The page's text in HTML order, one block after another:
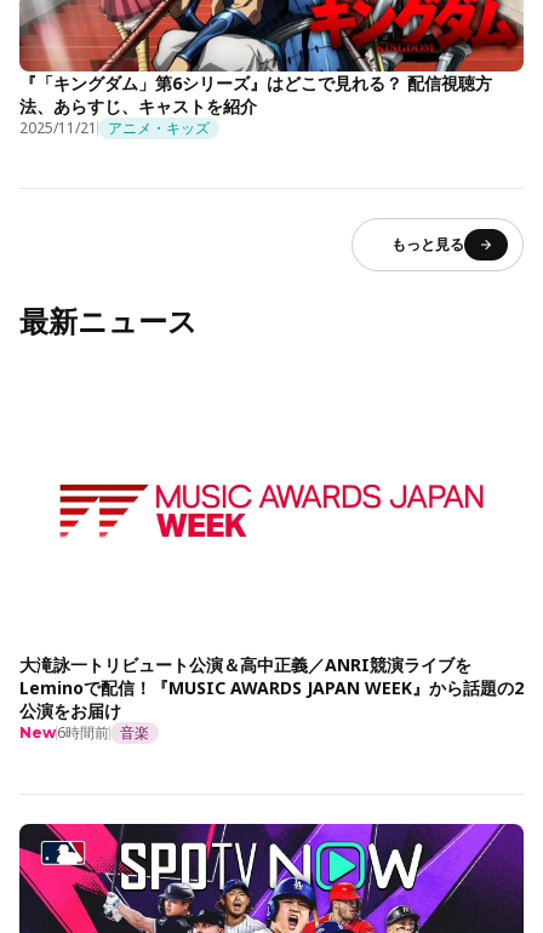
『「キングダム」第6シリーズ』はどこで見れる？ 配信視聴方
法、あらすじ、キャストを紹介
2025/11/21 アニメ・キッズ
もっと見る
最新ニュース
大滝詠一トリビュート公演＆高中正義／ANRI競演ライブを
Leminoで配信！『MUSIC AWARDS JAPAN WEEK』から話題の2
公演をお届け
New6時間前 音楽